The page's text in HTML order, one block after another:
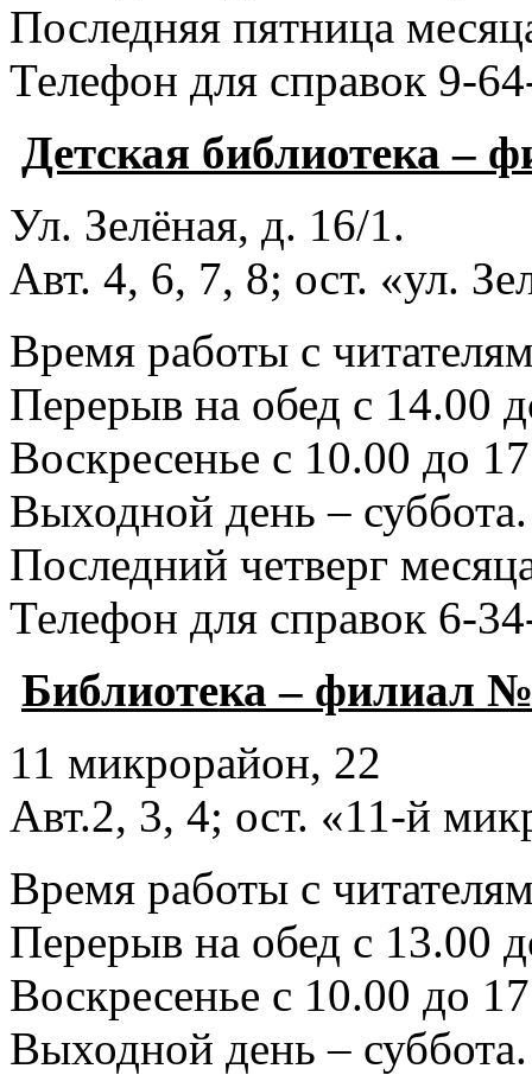
Последняя пятница
Телефон для справок 9-
Детская библиотека –
Ул. Зелёная, д. 16/1.
Авт. 4, 6, 7, 8; ост. «ул.
Время работы с
Перерыв на обед с 14.00
Воскресенье с 10.00 до
Выходной день – суббота.
Последний четверг
Телефон для справок 6-
Библиотека – филиал
11 микрорайон, 22
Авт.2, 3, 4; ост. «11-й
Время работы с
Перерыв на обед с 13.00
Воскресенье с 10.00 до
Выходной день – суббота.